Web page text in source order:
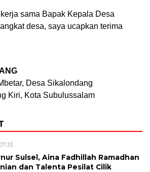
sama Bapak Kepala Desa
desa, saya ucapkan terima
Desa Sikalondang
Kiri, Kota Subulussalam
Sulsel, Aina Fadhillah Ramadhan
dan Talenta Pesilat Cilik